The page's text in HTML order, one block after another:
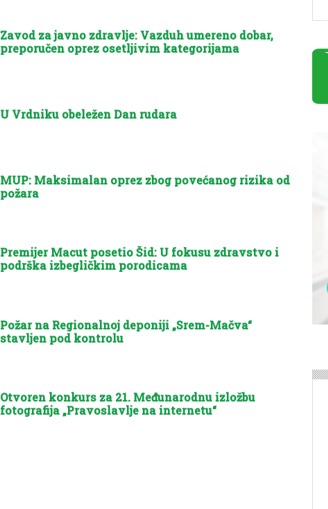
Zavod za javno zdravlje: Vazduh umereno dobar,
preporučen oprez osetljivim kategorijama
U Vrdniku obeležen Dan rudara
MUP: Maksimalan oprez zbog povećanog rizika od
požara
Premijer Macut posetio Šid: U fokusu zdravstvo i
podrška izbegličkim porodicama
Požar na Regionalnoj deponiji „Srem-Mačva“
stavljen pod kontrolu
Otvoren konkurs za 21. Međunarodnu izložbu
fotografija „Pravoslavlje na internetu“